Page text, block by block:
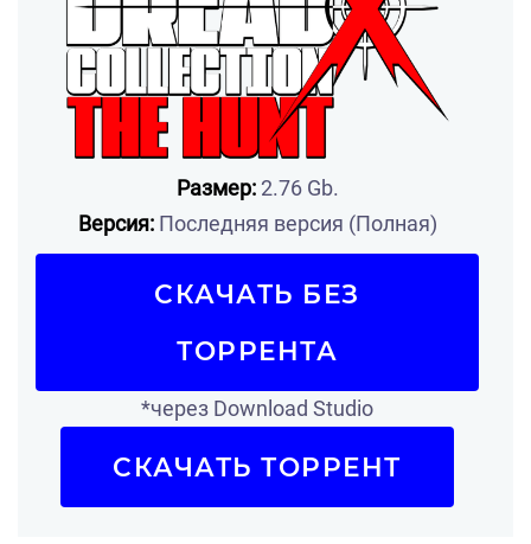
Размер:2.76 Gb.
Версия:Последняя версия (Полная)
СКАЧАТЬ БЕЗ
ТОРРЕНТА
*через Download Studio
СКАЧАТЬ ТОРРЕНТ